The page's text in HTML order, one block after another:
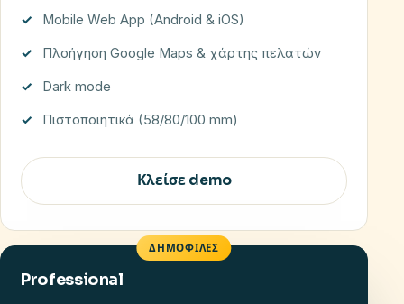
Mobile Web App (Android & iOS)
Πλοήγηση Google Maps & χάρτης πελατών
Dark mode
Πιστοποιητικά (58/80/100 mm)
Κλείσε demo
ΔΗΜΟΦΙΛΈΣ
Professional